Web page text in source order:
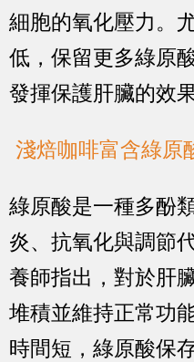
細胞的氧化壓力。
低，保留更多綠原
發揮保護肝臟的效果
淺焙咖啡富含綠
綠原酸是一種多酚
炎、抗氧化與調節
養師指出，對於肝
堆積並維持正常功
時間短，綠原酸保